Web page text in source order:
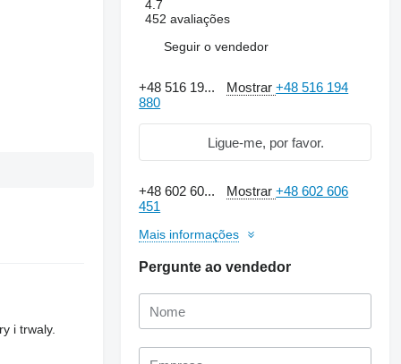
i trwaly.
4.7
452 avaliações
Seguir o vendedor
+48 516 19... Mostrar+48 516 194
880
Ligue-me, por favor.
+48 602 60... Mostrar+48 602 606
451
Mais informações
Pergunte ao vendedor